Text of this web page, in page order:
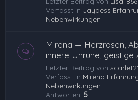
Verfasst in Jaydess
Nebenwirkungen
Mirena — Herzrasen,
innere Unruhe, geistige
Letzter Beitrag von
Verfasst in Mirena
Nebenwirkungen
Antworten: 5